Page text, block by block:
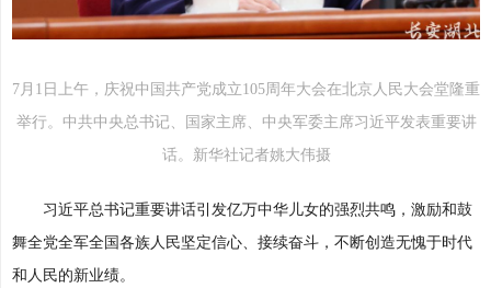
7月1日上午，庆祝中国共产党成立105周年大会在北京人民大会堂隆重
举行。中共中央总书记、国家主席、中央军委主席习近平发表重要讲
话。新华社记者姚大伟摄
习近平总书记重要讲话引发亿万中华儿女的强烈共鸣，激励和鼓
舞全党全军全国各族人民坚定信心、接续奋斗，不断创造无愧于时代
和人民的新业绩。